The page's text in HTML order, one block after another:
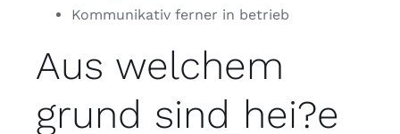
Kommunikativ ferner in betrieb
Aus welchem
grund sind hei?e